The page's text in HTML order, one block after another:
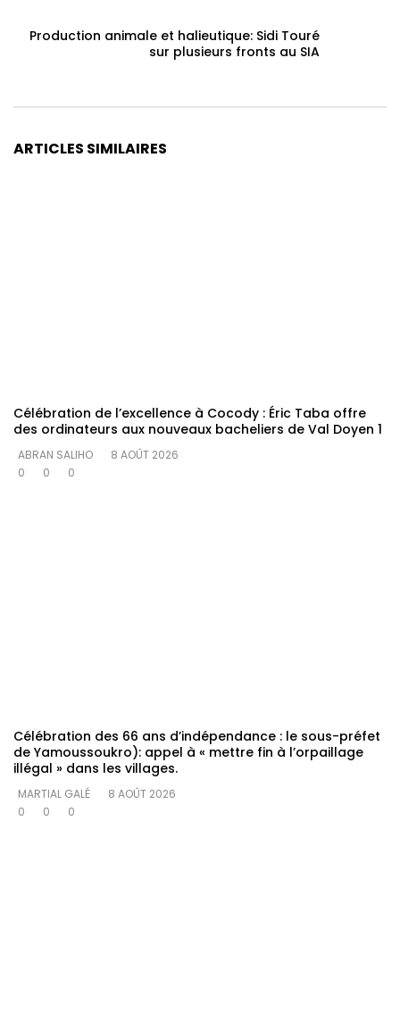
Production animale et halieutique: Sidi Touré
sur plusieurs fronts au SIA
ARTICLES SIMILAIRES
Célébration de l’excellence à Cocody : Éric Taba offre
des ordinateurs aux nouveaux bacheliers de Val Doyen 1
ABRAN SALIHO
8 AOÛT 2026
0
0 0
Célébration des 66 ans d’indépendance : le sous-préfet
de Yamoussoukro): appel à « mettre fin à l’orpaillage
illégal » dans les villages.
MARTIAL GALÉ
8 AOÛT 2026
0
0 0